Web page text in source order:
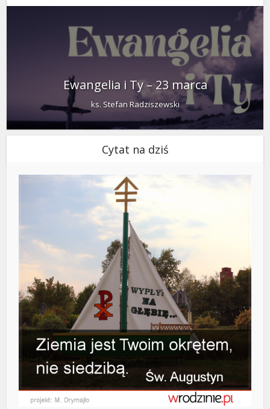
Ewangelia i Ty – 23 marca
ks. Stefan Radziszewski
Cytat na dziś